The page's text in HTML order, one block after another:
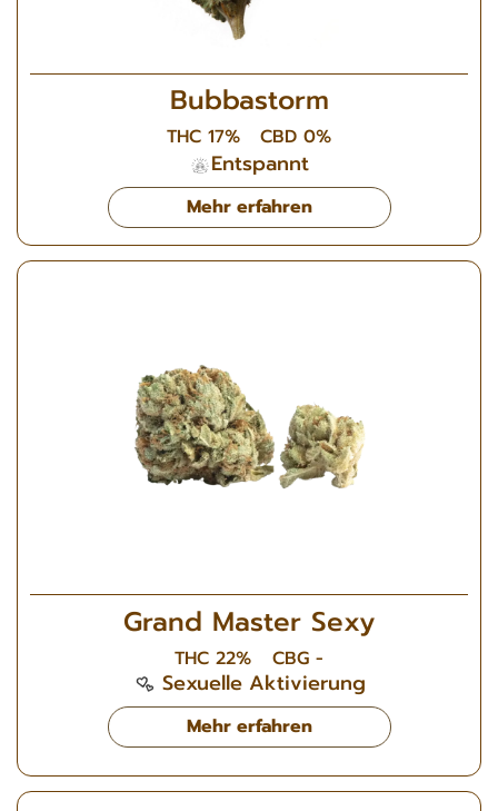
Bubbastorm
THC 17% CBD 0%
Entspannt
Mehr erfahren
Grand Master Sexy
THC 22% CBG -
Sexuelle Aktivierung
Mehr erfahren